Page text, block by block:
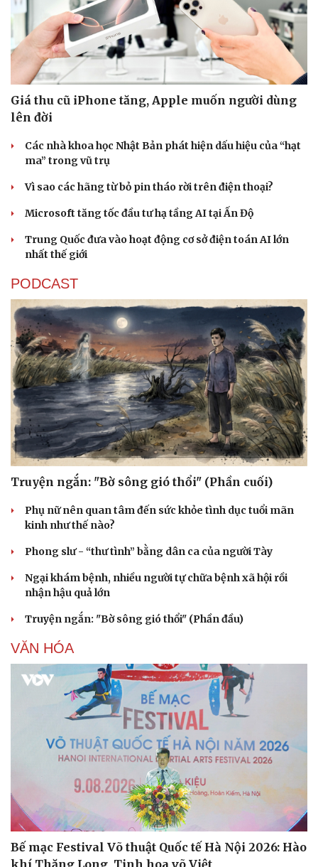
Văn hóa
Sân khấu - Điện ảnh
Văn học
Âm nhạc
Di sản
Giải trí
Nghệ sĩ
Thời trang
Sao Việt
Giá thu cũ iPhone tăng, Apple muốn người dùng
lên đời
Các nhà khoa học Nhật Bản phát hiện dấu hiệu của “hạt
ma” trong vũ trụ
Vì sao các hãng từ bỏ pin tháo rời trên điện thoại?
Microsoft tăng tốc đầu tư hạ tầng AI tại Ấn Độ
Trung Quốc đưa vào hoạt động cơ sở điện toán AI lớn
nhất thế giới
PODCAST
Truyện ngắn: "Bờ sông gió thổi" (Phần cuối)
Phụ nữ nên quan tâm đến sức khỏe tình dục tuổi mãn
kinh như thế nào?
Phong slư - “thư tình” bằng dân ca của người Tày
Ngại khám bệnh, nhiều người tự chữa bệnh xã hội rồi
nhận hậu quả lớn
Truyện ngắn: "Bờ sông gió thổi" (Phần đầu)
VĂN HÓA
Bế mạc Festival Võ thuật Quốc tế Hà Nội 2026: Hào
khí Thăng Long, Tinh hoa võ Việt